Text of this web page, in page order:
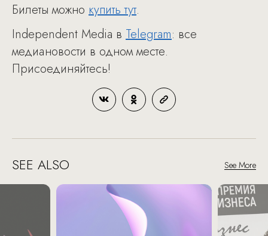
Билеты можно купить тут.
Independent Media в Telegram: все
медиановости в одном месте.
Присоединяйтесь!
SEE ALSO See More